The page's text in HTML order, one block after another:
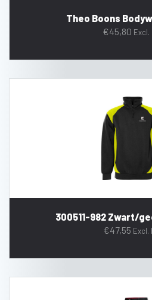
Theo Boons
€45,80 Excl.
300511-982 Zwart/
€47,55 Excl.